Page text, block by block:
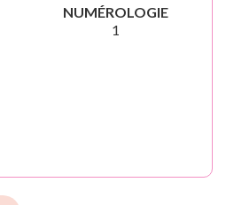
NUMÉROLOGIE
1